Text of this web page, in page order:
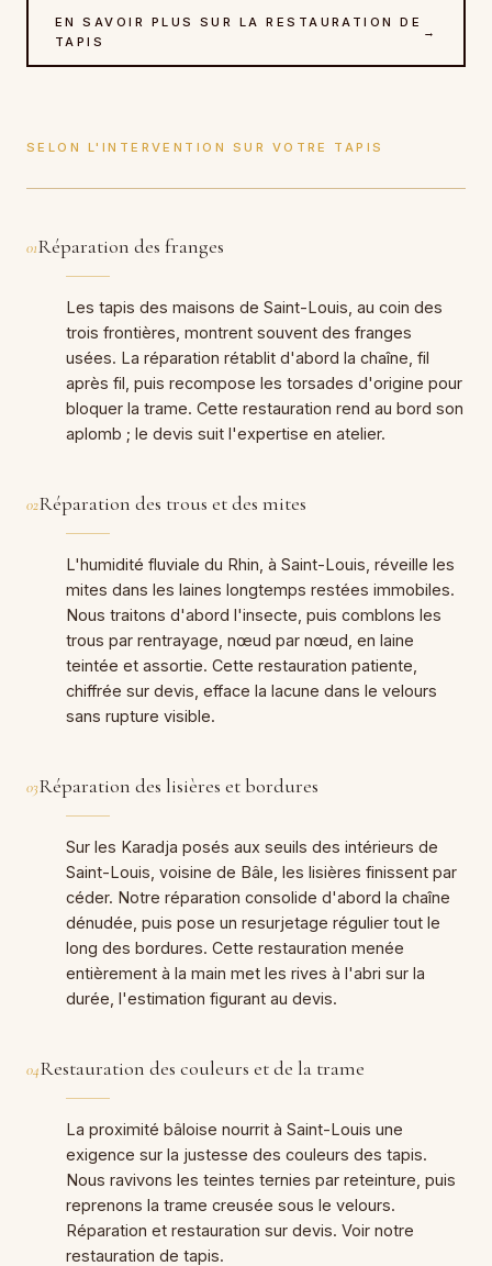
EN SAVOIR PLUS SUR LA RESTAURATION DE
TAPIS
→
SELON L'INTERVENTION SUR VOTRE TAPIS
01Réparation des franges
Les tapis des maisons de Saint-Louis, au coin des
trois frontières, montrent souvent des franges
usées. La réparation rétablit d'abord la chaîne, fil
après fil, puis recompose les torsades d'origine pour
bloquer la trame. Cette restauration rend au bord son
aplomb ; le devis suit l'expertise en atelier.
02Réparation des trous et des mites
L'humidité fluviale du Rhin, à Saint-Louis, réveille les
mites dans les laines longtemps restées immobiles.
Nous traitons d'abord l'insecte, puis comblons les
trous par rentrayage, nœud par nœud, en laine
teintée et assortie. Cette restauration patiente,
chiffrée sur devis, efface la lacune dans le velours
sans rupture visible.
03Réparation des lisières et bordures
Sur les Karadja posés aux seuils des intérieurs de
Saint-Louis, voisine de Bâle, les lisières finissent par
céder. Notre réparation consolide d'abord la chaîne
dénudée, puis pose un resurjetage régulier tout le
long des bordures. Cette restauration menée
entièrement à la main met les rives à l'abri sur la
durée, l'estimation figurant au devis.
04Restauration des couleurs et de la trame
La proximité bâloise nourrit à Saint-Louis une
exigence sur la justesse des couleurs des tapis.
Nous ravivons les teintes ternies par reteinture, puis
reprenons la trame creusée sous le velours.
Réparation et restauration sur devis. Voir notre
restauration de tapis.